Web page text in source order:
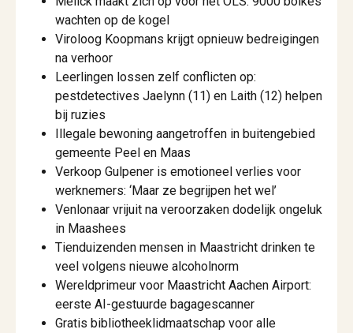
wachten op de kogel
Viroloog Koopmans krijgt opnieuw bedreigingen
na verhoor
Leerlingen lossen zelf conflicten op:
pestdetectives Jaelynn (11) en Laith (12) helpen
bij ruzies
Illegale bewoning aangetroffen in buitengebied
gemeente Peel en Maas
Verkoop Gulpener is emotioneel verlies voor
werknemers: ‘Maar ze begrijpen het wel’
Venlonaar vrijuit na veroorzaken dodelijk ongeluk
in Maashees
Tienduizenden mensen in Maastricht drinken te
veel volgens nieuwe alcoholnorm
Wereldprimeur voor Maastricht Aachen Airport:
eerste AI-gestuurde bagagescanner
Gratis bibliotheeklidmaatschap voor alle